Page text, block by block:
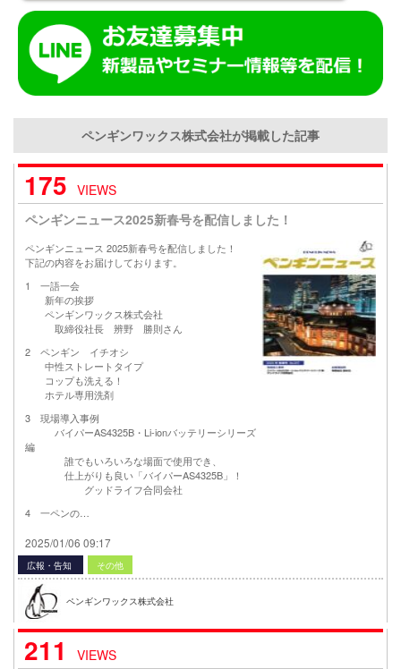
ペンギンワックス株式会社が掲載した記事
175 VIEWS
ペンギンニュース2025新春号を配信しました！
ペンギンニュース 2025新春号を配信しました！
下記の内容をお届けしております。
1 一語一会
新年の挨拶
ペンギンワックス株式会社
取締役社長 辨野 勝則さん
2 ペンギン イチオシ
中性ストレートタイプ
コップも洗える！
ホテル専用洗剤
3 現場導入事例
バイパーAS4325B・Li-ionバッテリーシリーズ
編
誰でもいろいろな場面で使用でき、
仕上がりも良い「バイパーAS4325B」！
グッドライフ合同会社
4 一ペンの…
2025/01/06 09:17
広報・告知 その他
ペンギンワックス株式会社
211
VIEWS